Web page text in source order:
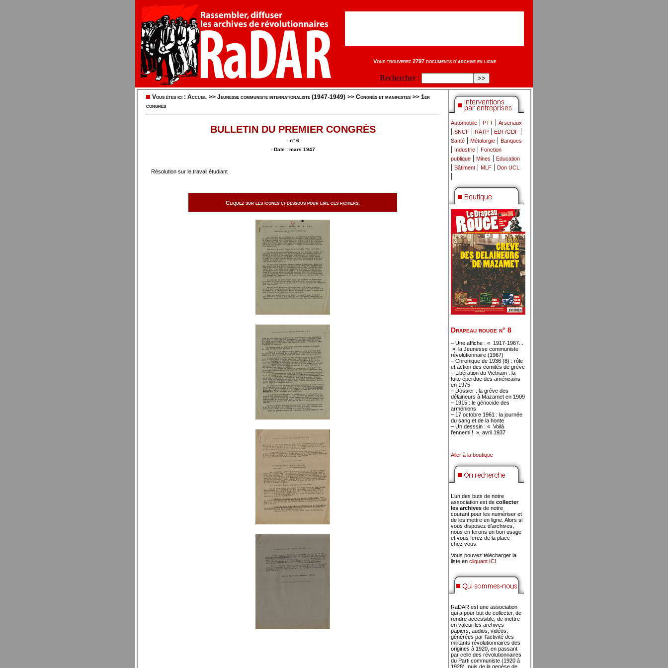
Vous trouverez 2797 documents d'archive en ligne
Rechercher :
Vous êtes ici : Accueil >> Jeunesse communiste internationaliste (1947-1949) >> Congrès et manifestes >> 1er
congrès
BULLETIN DU PREMIER CONGRÈS
- n° 6
- Date : mars 1947
Résolution sur le travail étudiant
Cliquez sur les icônes ci-dessous pour lire ces fichiers.
Automobile | PTT | Arsenaux
| SNCF | RATP | EDF/GDF |
Santé | Métalurgie | Banques
| Industrie | Fonction
publique | Mines | Education
| Bâtiment | MLF | Don UCL
|
Drapeau rouge n° 8
– Une affiche : « 1917-1967...
», la Jeunesse communiste
révolutionnaire (1967)
– Chronique de 1936 (8) : rôle
et action des comités de grève
– Libération du Vietnam : la
fuite éperdue des américains
en 1975
– Dossier : la grève des
délaineurs à Mazamet en 1909
– 1915 : le génocide des
arméniens
– 17 octobre 1961 : la journée
du sang et de la honte
– Un desssin : « Voilà
l’ennemi ! », avril 1937
Aller à la boutique
L’un des buts de notre
association est de collecter
les archives de notre
courant pour les numériser et
de les mettre en ligne. Alors si
vous disposez d’archives,
nous en ferons un bon usage
et vous ferez de la place
chez vous.
Vous pouvez télécharger la
liste en cliquant ICI
RaDAR est une association
qui a pour but de collecter, de
rendre accessible, de mettre
en valeur les archives
papiers, audios, vidéos,
générées par l’activité des
militants révolutionnaires des
origines à 1920, en passant
par celle des révolutionnaires
du Parti communiste (1920 à
1928), puis de la genèse de